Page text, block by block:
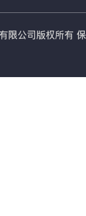
公司版权所有